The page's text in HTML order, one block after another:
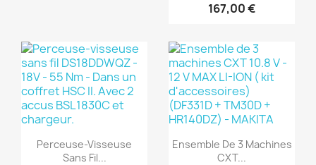
167,00 €
Aperçu rapide
Perceuse-Visseuse
Sans Fil...
Aperçu rapide
Ensemble De 3 Machines
CXT...
(1)